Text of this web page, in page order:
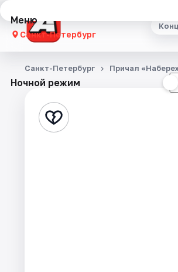
Меню
Санкт-Петербург
Концерты
Стендап
Ночной режим
Санкт-Петербург Причал